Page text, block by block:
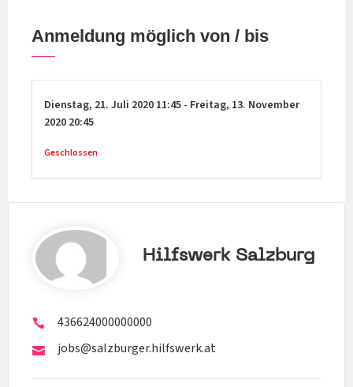
Anmeldung möglich von / bis
Dienstag, 21. Juli 2020 11:45 - Freitag, 13. November
2020 20:45
Geschlossen
Hilfswerk Salzburg
436624000000000
jobs@salzburger.hilfswerk.at